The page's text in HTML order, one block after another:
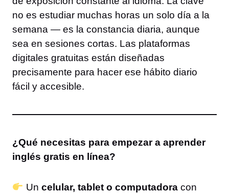
no es estudiar muchas horas un solo día a la
semana — es la constancia diaria, aunque
sea en sesiones cortas. Las plataformas
digitales gratuitas están diseñadas
precisamente para hacer ese hábito diario
fácil y accesible.
¿Qué necesitas para empezar a aprender
inglés gratis en línea?
Un celular, tablet o computadoracon